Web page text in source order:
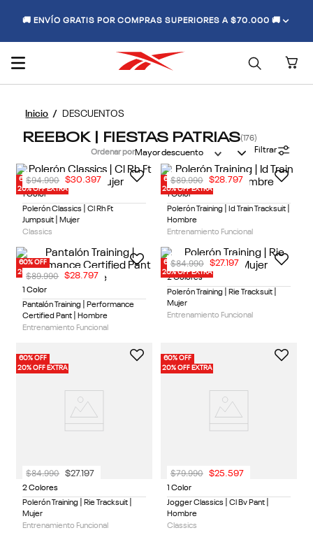
🚚 ENVÍO GRATIS POR COMPRAS SUPERIORES A $70.000 🚚
DESCUENTOS
REEBOK | FIESTAS PATRIAS 176
Ordenar porMayor descuento Filtrar
60% OFF
20% OFF EXTRA
1 Color
Polerón Classics | Cl Rh Ft
Jumpsuit | Mujer
Classics
$94.990 $30.397
60% OFF
20% OFF EXTRA
1 Color
Polerón Training | Id Train Tracksuit |
Hombre
Entrenamiento Funcional
$89.990 $28.797
60% OFF
20% OFF EXTRA
1 Color
Pantalón Training | Performance
Certified Pant | Hombre
Entrenamiento Funcional
$89.990 $28.797
60% OFF
20% OFF EXTRA
2 Colores
Polerón Training | Rie Tracksuit |
Mujer
Entrenamiento Funcional
$84.990 $27.197
60% OFF
20% OFF EXTRA
2 Colores
Polerón Training | Rie Tracksuit |
Mujer
Entrenamiento Funcional
$84.990 $27.197
60% OFF
20% OFF EXTRA
1 Color
Jogger Classics | Cl Bv Pant |
Hombre
Classics
$79.990 $25 597